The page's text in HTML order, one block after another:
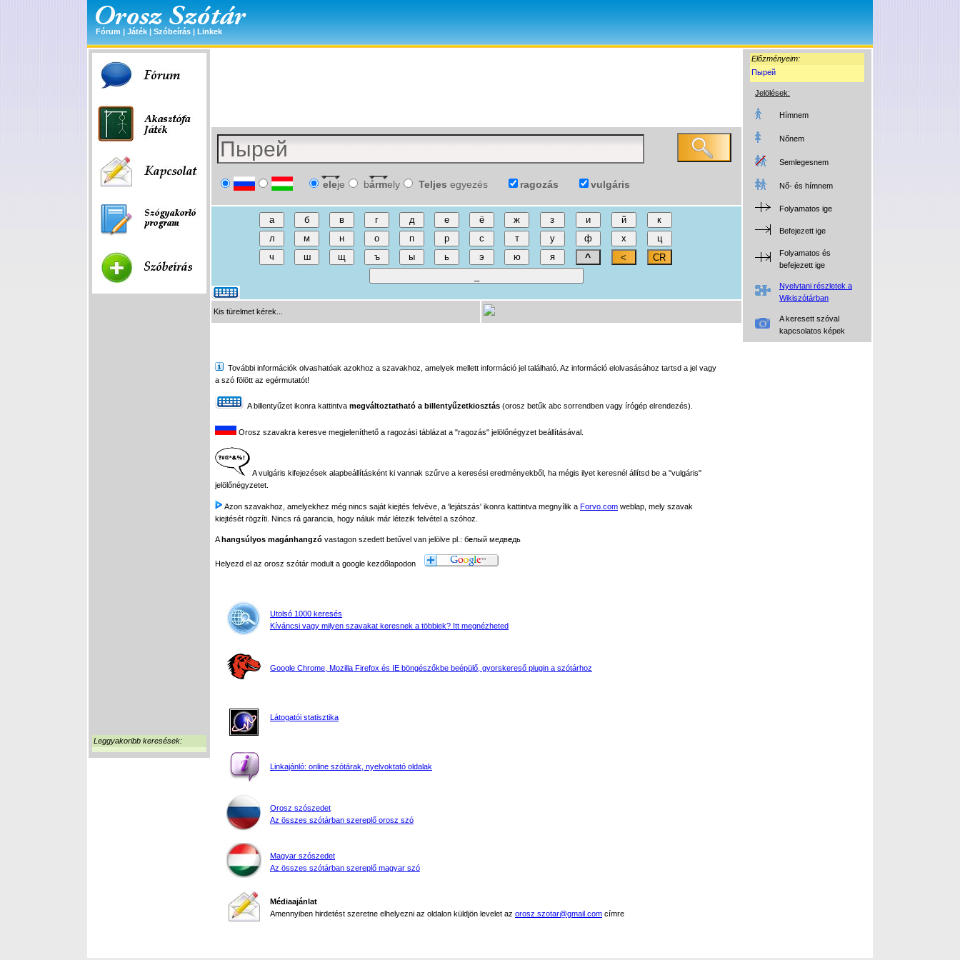
Fórum | Játék | Szóbeírás | Linkek
Előzményeim:
Пырей
Jelölések:
Hímnem
Nőnem
Semlegesnem
Nő- és hímnem
Folyamatos ige
Befejezett ige
Folyamatos és
befejezett ige
Nyelvtani részletek a
Wikiszótárban
A keresett szóval
kapcsolatos képek
Leggyakoribb keresések:
eleje bármely Teljes egyezés ragozás vulgáris
Kis türelmet kérek...
További információk olvashatóak azokhoz a szavakhoz, amelyek mellett információ jel található. Az információ elolvasásához tartsd a jel vagy
a szó fölött az egérmutatót!
A billentyűzet ikonra kattintva megváltoztatható a billentyűzetkiosztás (orosz betűk abc sorrendben vagy írógép elrendezés).
Orosz szavakra keresve megjeleníthető a ragozási táblázat a "ragozás" jelölőnégyzet beállításával.
A vulgáris kifejezések alapbeállításként ki vannak szűrve a keresési eredményekből, ha mégis ilyet keresnél állítsd be a "vulgáris"
jelölőnégyzetet.
Azon szavakhoz, amelyekhez még nincs saját kiejtés felvéve, a 'lejátszás' ikonra kattintva megnyílik a Forvo.com weblap, mely szavak
kiejtését rögzíti. Nincs rá garancia, hogy náluk már létezik felvétel a szóhoz.
Ahangsúlyos magánhangzó vastagon szedett betűvel van jelölve pl.: белый медведь
Helyezd el az orosz szótár modult a google kezdőlapodon
Utolsó 1000 keresés
Kíváncsi vagy milyen szavakat keresnek a többiek? Itt megnézheted
Google Chrome, Mozilla Firefox és IE böngészőkbe beépülő, gyorskereső plugin a szótárhoz
Látogatói statisztika
Linkajánló: online szótárak, nyelvoktató oldalak
Orosz szószedet
Az összes szótárban szereplő orosz szó
Magyar szószedet
Az összes szótárban szereplő magyar szó
Médiaajánlat
Amennyiben hirdetést szeretne elhelyezni az oldalon küldjön levelet az orosz.szotar@gmail.com címre